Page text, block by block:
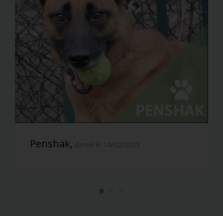
Penshak, Arrivé le 14/02/2025